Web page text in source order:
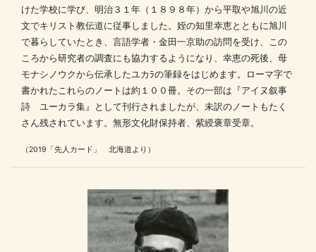
けた学校に学び、明治３１年（１８９８年）から平取や旭川の近
文でキリスト教伝道に従事しました。姪の知里幸恵とともに旭川
で暮らしていたとき、言語学者・金田一京助の訪問を受け、この
ころから研究者の調査にも協力するようになり、幸恵の死後、母
モナシノウクから伝承したユカﾗの筆録をはじめます。ローマ字で
書かれたこれらのノートは約１００冊。その一部は『アイヌ叙事
詩 ユーカラ集』として刊行されましたが、未訳のノートもたく
さん残されています。無形文化財保持者、紫綬褒章受章。
（2019「先人カード」 北海道より）